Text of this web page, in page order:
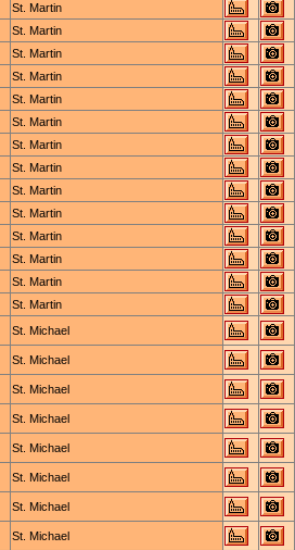
St. Martin
St. Martin
St. Martin
St. Martin
St. Martin
St. Martin
St. Martin
St. Martin
St. Martin
St. Martin
St. Martin
St. Martin
St. Martin
St. Martin
St. Michael
St. Michael
St. Michael
St. Michael
St. Michael
St. Michael
St. Michael
St. Michael